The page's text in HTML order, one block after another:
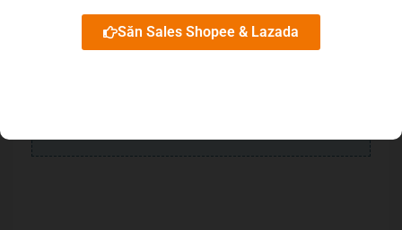
Cách làm cà tím sốt chua ngọt siêu ngon bao
nhiêu cơm cũng hết
Săn Sales Shopee & Lazada